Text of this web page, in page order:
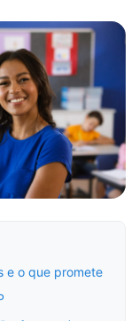
e o que promete